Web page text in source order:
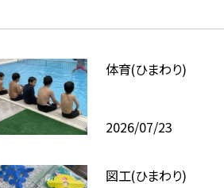
体育(ひまわり)
2026/07/23
図工(ひまわり)